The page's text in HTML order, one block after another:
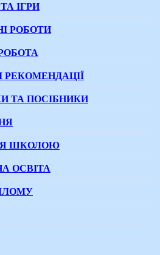
ІГРИ
РОБОТИ
РЕКОМЕНДАЦІЇ
ТА ПОСІБНИКИ
ШКОЛОЮ
ОСВІТА